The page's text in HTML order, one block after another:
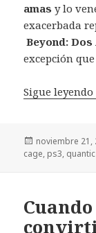
amas y lo
exacerbada
Beyond: Dos
excepción
Sigue leyendo
Publicado
el
noviembre 21,
cage, ps3,